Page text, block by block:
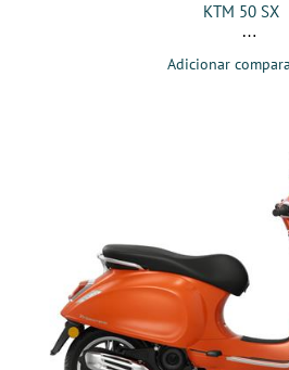
KTM 50 SX
Adicionar